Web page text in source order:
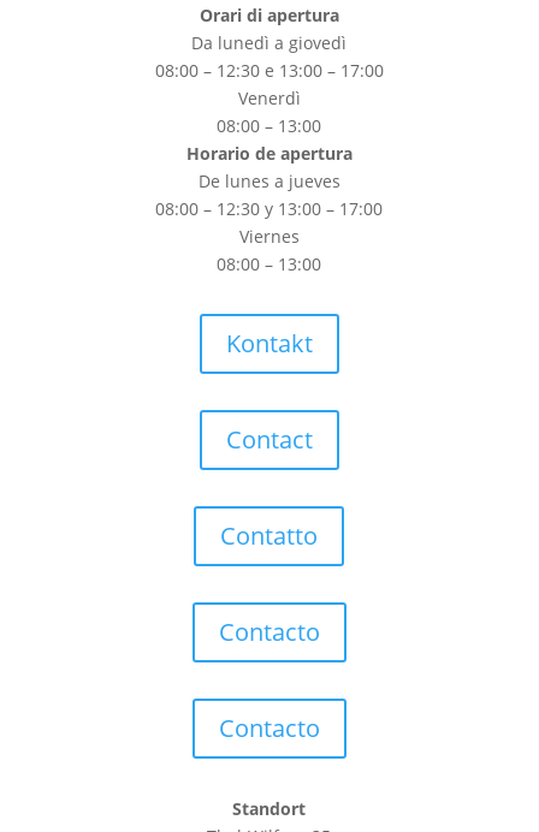
Orari di apertura
Da lunedì a giovedì
08:00 – 12:30 e 13:00 – 17:00
Venerdì
08:00 – 13:00
Horario de apertura
De lunes a jueves
08:00 – 12:30 y 13:00 – 17:00
Viernes
08:00 – 13:00
Kontakt
Contact
Contatto
Contacto
Contacto
Standort